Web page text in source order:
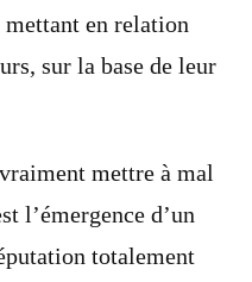
mettant en relation
sur la base de leur
mettre à mal
l’émergence d’un
totalement